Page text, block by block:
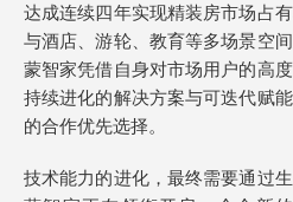
达成连续四年实现精装房市场占
与酒店、游轮、教育等多场景空
蒙智家凭借自身对市场用户的高
持续进化的解决方案与可迭代赋
的合作优先选择。
技术能力的进化，最终需要通过